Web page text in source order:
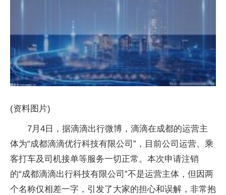
(资料图片)
7月4日，据滴滴出行微博，滴滴在成都的运营主
体为“成都滴滴优行科技有限公司”，目前公司运营、乘
客打车及司机接单等服务一切正常。本次申请注销
的“成都滴滴出行科技有限公司”不是运营主体，但因两
个名称仅相差一字，引发了大家的担心和误解，非常抱